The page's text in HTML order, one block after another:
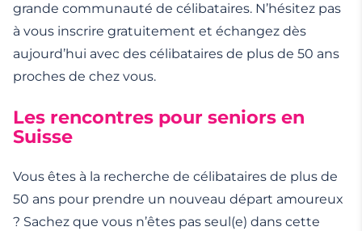
grande communauté de célibataires. N’hésitez pas
à vous inscrire gratuitement et échangez dès
aujourd’hui avec des célibataires de plus de 50 ans
proches de chez vous.
Les rencontres pour seniors en
Suisse
Vous êtes à la recherche de célibataires de plus de
50 ans pour prendre un nouveau départ amoureux
? Sachez que vous n’êtes pas seul(e) dans cette